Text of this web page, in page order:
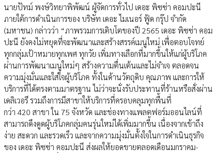
นายปัทม์ พงษ์วิทยาพิพัฒน์ ผู้จัดการทั่วไป เดอะ พิซซ่า คอมปะนี
ภายใต้การดำเนินการของ บริษัท เดอะ ไมเนอร์ ฟู้ด กรุ๊ป จำกัด
(มหาชน) กล่าวว่า “ภาพรวมการเติบโตของปี 2565 เดอะ พิซซ่า คอม
ปะนี ยังคงไม่หยุดที่จะพัฒนาและสร้างสรรค์เมนูใหม่ เพื่อตอบโจทย์
ทุกกลุ่มเป้าหมายทุกเพศ ทุกวัย เพิ่มทางเลือกที่มากขึ้นให้แก่ผู้บริโภค
ผ่านการพัฒนาเมนูใหม่ๆ สร้างความตื่นเต้นและไม่จำเจ ตลอดจน
ความมุ่งมั่นและใส่ใจผู้บริโภค ทั้งในด้านวัตถุดิบ คุณภาพ และการให้
บริการที่ได้ตรงตามมาตรฐาน ไม่ว่าจะนั่งรับประทานที่ร้านหรือสั่งผ่าน
เดลิเวอรี รวมถึงการมีสาขาให้บริการที่ครอบคลุมทุกพื้นที่
กว่า 420 สาขา ใน 75 จังหวัด และช่องทางแพลตฟอร์มออนไลน์ที่
สามารถดึงดูดผู้บริโภคกลุ่มคนรุ่นใหม่ได้เพิ่มมากขึ้น เนื่องจากเข้าถึง
ง่าย สะดวก และรวดเร็ว และจากความมุ่งมั่นตั้งใจในการดำเนินธุรกิจ
ของ เดอะ พิซซ่า คอมปะนี ส่งผลให้ยอดขายตลอดเดือนมกราคม-